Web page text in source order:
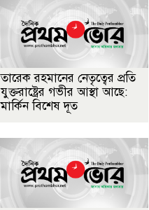
তারেক রহমানের নেতৃত্বের প্রতি
যুক্তরাষ্ট্রের গভীর আস্থা আছে:
মার্কিন বিশেষ দূত